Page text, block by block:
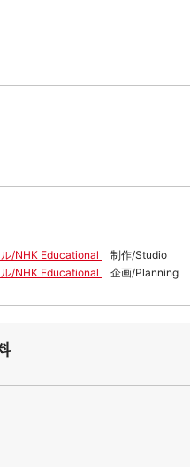
/NHK Educational
制作/Studio
/NHK Educational
企画/Planning